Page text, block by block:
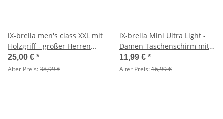
iX-brella men's class XXL mit
Holzgriff - großer Herren
Taschenschirm mit Auf-Zu-
Automatik schwarz - 2. Wahl
25,00 € *
Alter Preis:38,99 €
iX-brella Mini Ultra Light -
Damen Taschenschirm mit
großem Dach - extra leicht -
neon grün - 2. Wahl
11,99 € *
Alter Preis:16,99 €